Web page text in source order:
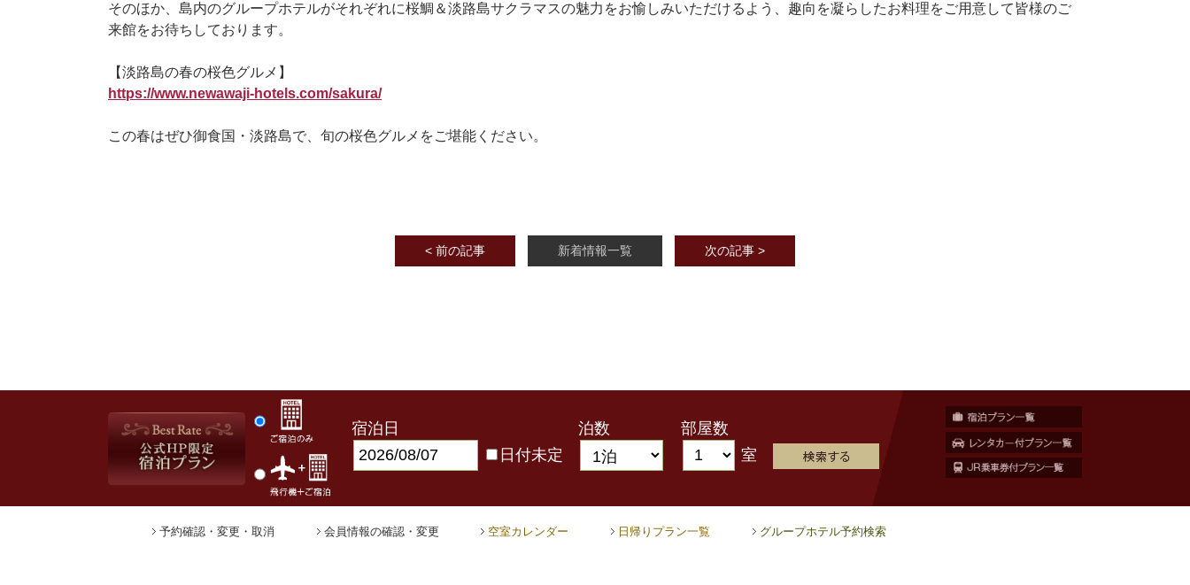
そのほか、島内のグループホテルがそれぞれに桜鯛＆淡路島サクラマスの魅力をお愉しみいただけるよう、趣向を凝らしたお料理をご用意して皆様のご
来館をお待ちしております。
【淡路島の春の桜色グルメ】
https://www.newawaji-hotels.com/sakura/
この春はぜひ御食国・淡路島で、旬の桜色グルメをご堪能ください。
< 前の記事 新着情報一覧 次の記事 >
宿泊日
日付未定
泊数
部屋数
室
予約確認・変更・取消 会員情報の確認・変更 空室カレンダー 日帰りプラン一覧 グループホテル予約検索